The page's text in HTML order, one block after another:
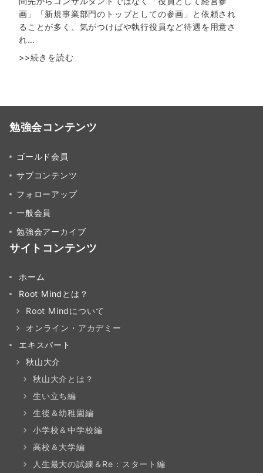
画」「新規事業部門のトップとしての参画」と依頼され
ることが多く、気がつけばや執行役員など待遇を用意さ
れ…
>>続きを読む
勉強会コンテンツ
ゴールド会員
サブコンテンツ
フォローアップ
一般会員
勉強会アーカイブ
サイトコンテンツ
ホーム
Root Mindとは？
Root Mindについて
オンライン・アカデミー
エキスパート
秋山大介
秋山大介とは？
生い立ち編
生後＆幼稚園編
小学校＆中学校編
高校＆大学編
人生最大の試練＆Re：スタート編